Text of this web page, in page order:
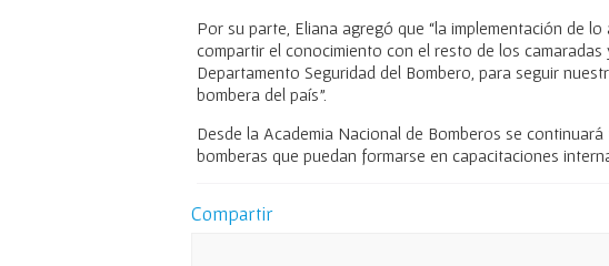
Por su parte, Eliana agregó que “la implementación de
compartir el conocimiento con el resto de los
Departamento Seguridad del Bombero, para seguir
bombera del país”.
Desde la Academia Nacional de Bomberos se
bomberas que puedan formarse en capacitaciones
Compartir